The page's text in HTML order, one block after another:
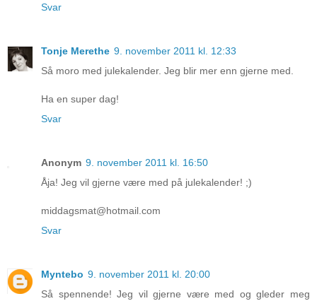
Svar
Tonje Merethe 9. november 2011 kl. 12:33
Så moro med julekalender. Jeg blir mer enn gjerne med.
Ha en super dag!
Svar
Anonym 9. november 2011 kl. 16:50
Åja! Jeg vil gjerne være med på julekalender! ;)
middagsmat@hotmail.com
Svar
Myntebo 9. november 2011 kl. 20:00
Så spennende! Jeg vil gjerne være med og gleder meg